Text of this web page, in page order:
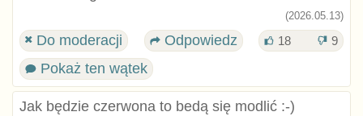
(2026.05.13)
Do moderacji Odpowiedz 18 9
Pokaż ten wątek
Jak będzie czerwona to bedą się modlić :⁠-⁠)